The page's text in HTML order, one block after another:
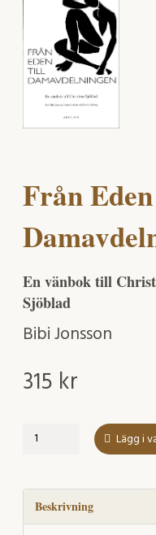
Från
En vänbok till
Sjöblad
Bibi Jonsson
315 kr
Från
Damavdelningen
mängd
Lägg i
Beskrivning